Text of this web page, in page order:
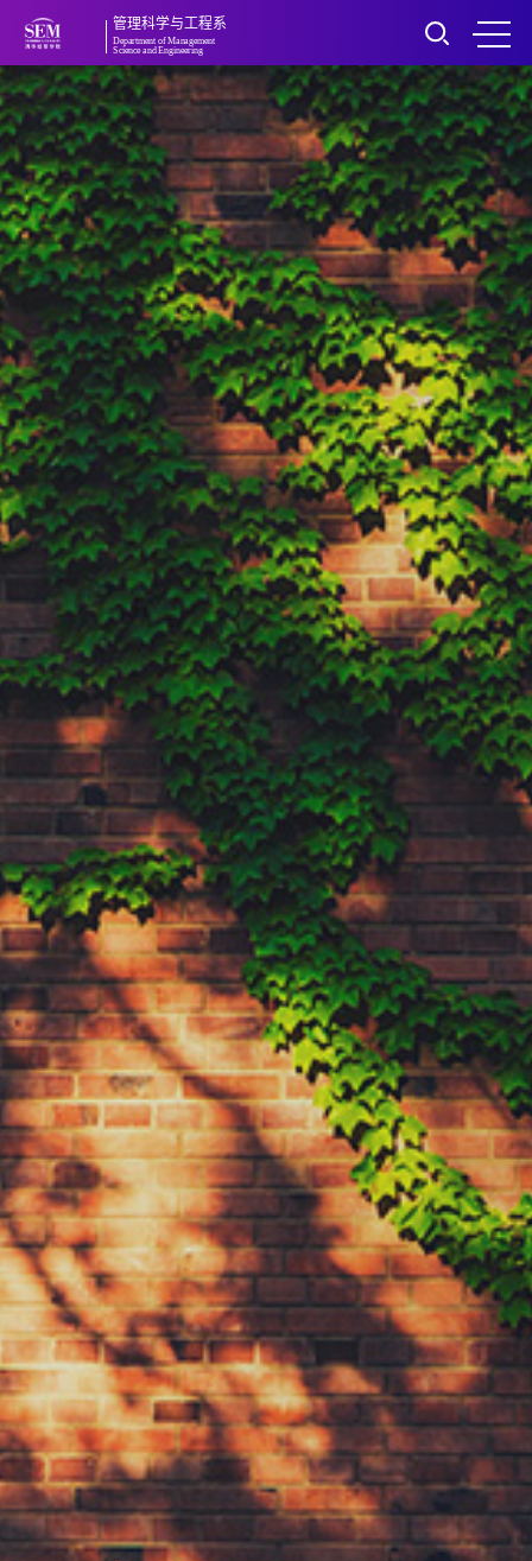
管理科学与工程系
Department of Management
Science and Engineering